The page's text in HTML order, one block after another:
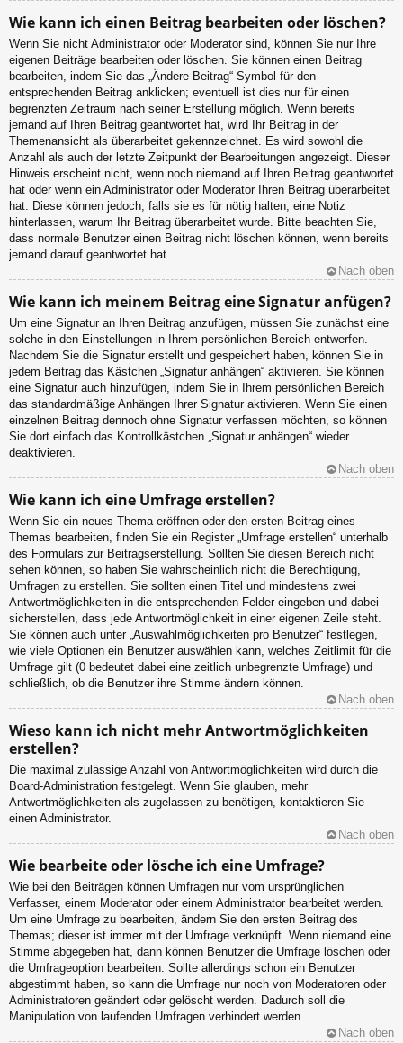
Wie kann ich einen Beitrag bearbeiten oder löschen?
Wenn Sie nicht Administrator oder Moderator sind, können Sie nur Ihre
eigenen Beiträge bearbeiten oder löschen. Sie können einen Beitrag
bearbeiten, indem Sie das „Ändere Beitrag“-Symbol für den
entsprechenden Beitrag anklicken; eventuell ist dies nur für einen
begrenzten Zeitraum nach seiner Erstellung möglich. Wenn bereits
jemand auf Ihren Beitrag geantwortet hat, wird Ihr Beitrag in der
Themenansicht als überarbeitet gekennzeichnet. Es wird sowohl die
Anzahl als auch der letzte Zeitpunkt der Bearbeitungen angezeigt. Dieser
Hinweis erscheint nicht, wenn noch niemand auf Ihren Beitrag geantwortet
hat oder wenn ein Administrator oder Moderator Ihren Beitrag überarbeitet
hat. Diese können jedoch, falls sie es für nötig halten, eine Notiz
hinterlassen, warum Ihr Beitrag überarbeitet wurde. Bitte beachten Sie,
dass normale Benutzer einen Beitrag nicht löschen können, wenn bereits
jemand darauf geantwortet hat.
Nach oben
Wie kann ich meinem Beitrag eine Signatur anfügen?
Um eine Signatur an Ihren Beitrag anzufügen, müssen Sie zunächst eine
solche in den Einstellungen in Ihrem persönlichen Bereich entwerfen.
Nachdem Sie die Signatur erstellt und gespeichert haben, können Sie in
jedem Beitrag das Kästchen „Signatur anhängen“ aktivieren. Sie können
eine Signatur auch hinzufügen, indem Sie in Ihrem persönlichen Bereich
das standardmäßige Anhängen Ihrer Signatur aktivieren. Wenn Sie einen
einzelnen Beitrag dennoch ohne Signatur verfassen möchten, so können
Sie dort einfach das Kontrollkästchen „Signatur anhängen“ wieder
deaktivieren.
Nach oben
Wie kann ich eine Umfrage erstellen?
Wenn Sie ein neues Thema eröffnen oder den ersten Beitrag eines
Themas bearbeiten, finden Sie ein Register „Umfrage erstellen“ unterhalb
des Formulars zur Beitragserstellung. Sollten Sie diesen Bereich nicht
sehen können, so haben Sie wahrscheinlich nicht die Berechtigung,
Umfragen zu erstellen. Sie sollten einen Titel und mindestens zwei
Antwortmöglichkeiten in die entsprechenden Felder eingeben und dabei
sicherstellen, dass jede Antwortmöglichkeit in einer eigenen Zeile steht.
Sie können auch unter „Auswahlmöglichkeiten pro Benutzer“ festlegen,
wie viele Optionen ein Benutzer auswählen kann, welches Zeitlimit für die
Umfrage gilt (0 bedeutet dabei eine zeitlich unbegrenzte Umfrage) und
schließlich, ob die Benutzer ihre Stimme ändern können.
Nach oben
Wieso kann ich nicht mehr Antwortmöglichkeiten
erstellen?
Die maximal zulässige Anzahl von Antwortmöglichkeiten wird durch die
Board-Administration festgelegt. Wenn Sie glauben, mehr
Antwortmöglichkeiten als zugelassen zu benötigen, kontaktieren Sie
einen Administrator.
Nach oben
Wie bearbeite oder lösche ich eine Umfrage?
Wie bei den Beiträgen können Umfragen nur vom ursprünglichen
Verfasser, einem Moderator oder einem Administrator bearbeitet werden.
Um eine Umfrage zu bearbeiten, ändern Sie den ersten Beitrag des
Themas; dieser ist immer mit der Umfrage verknüpft. Wenn niemand eine
Stimme abgegeben hat, dann können Benutzer die Umfrage löschen oder
die Umfrageoption bearbeiten. Sollte allerdings schon ein Benutzer
abgestimmt haben, so kann die Umfrage nur noch von Moderatoren oder
Administratoren geändert oder gelöscht werden. Dadurch soll die
Manipulation von laufenden Umfragen verhindert werden.
Nach oben